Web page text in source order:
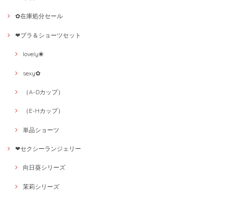
✿在庫処分セール
❤ブラ＆ショーツセット
lovely❀
sexy✿
（A-Dカップ）
（E-Hカップ）
単品ショーツ
❤セクシーランジェリー
向日葵シリーズ
茉莉シリーズ